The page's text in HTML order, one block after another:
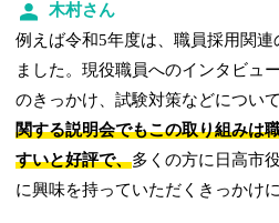
木村さん
例えば令和5年度は、職員採用関
ました。現役職員へのインタビュ
のきっかけ、試験対策などについ
関する説明会でもこの取り組みは
すいと好評で、多くの方に日高市
に興味を持っていただくきっかけ